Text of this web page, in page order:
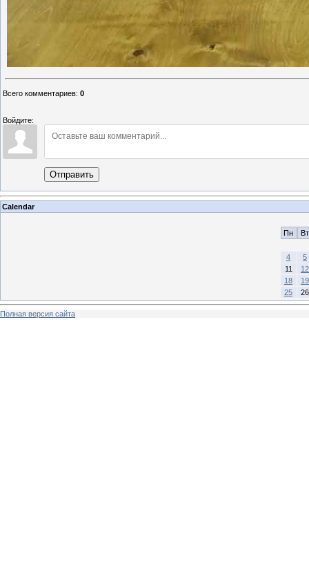
Всего комментариев: 0
Войдите:
Отправить
Calendar
Пн Вт
4
5
11
12
18
19
25
26
Полная версия сайта